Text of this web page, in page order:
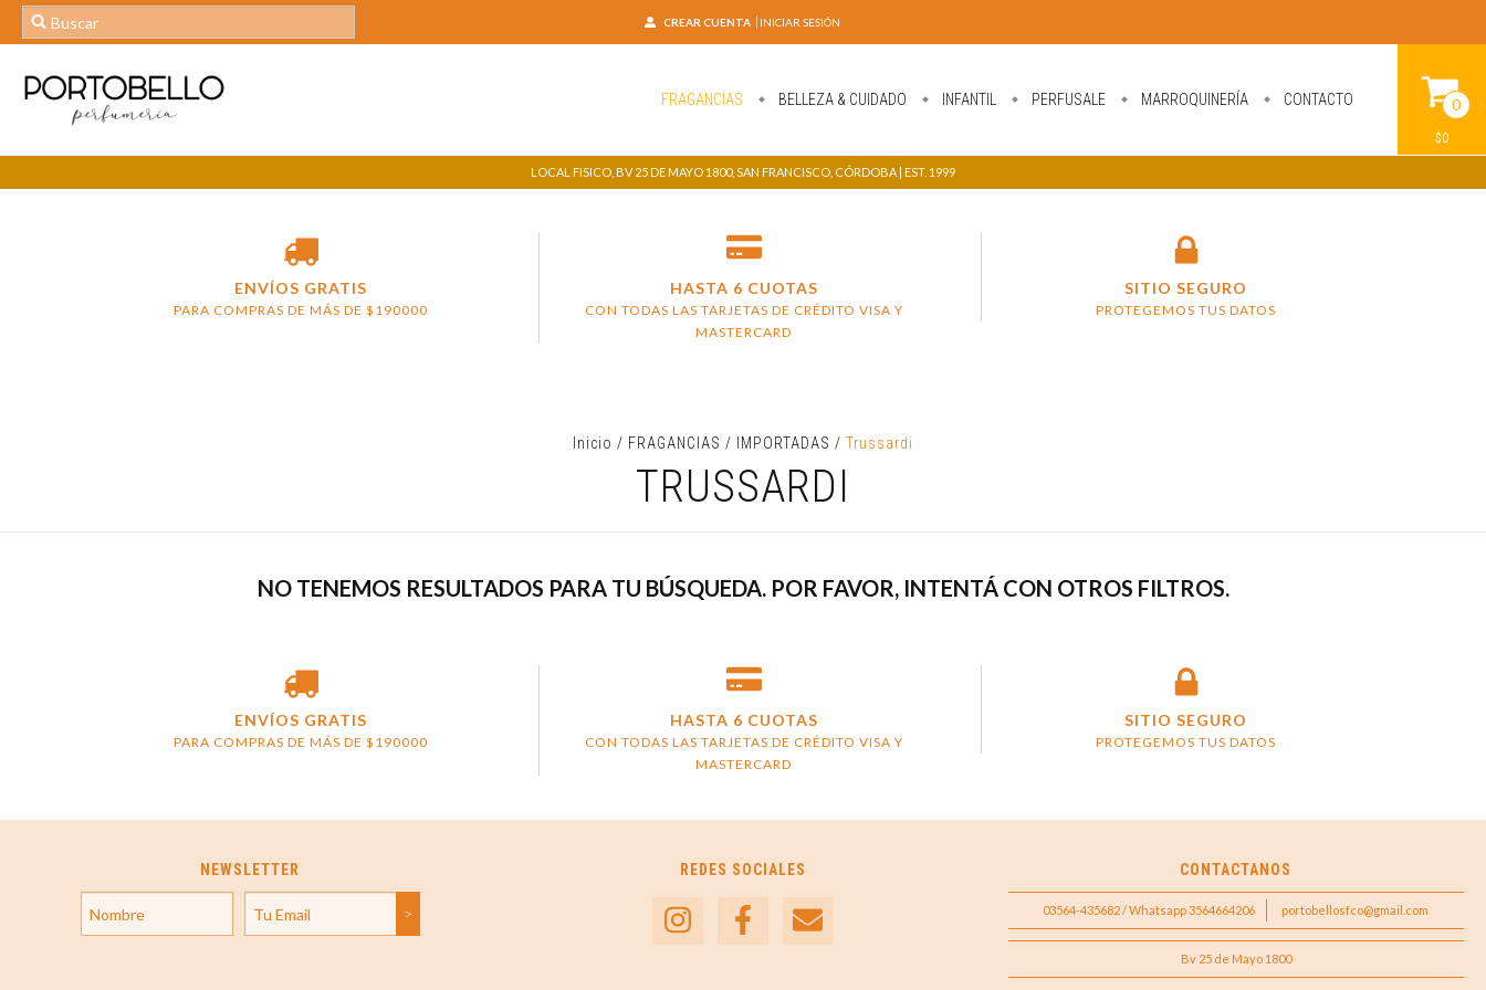
CREAR CUENTA INICIAR SESIÓN
FRAGANCIAS BELLEZA & CUIDADO INFANTIL PERFUSALE MARROQUINERÍA CONTACTO 0
$0
LOCAL FISICO, BV 25 DE MAYO 1800, SAN FRANCISCO, CÓRDOBA | EST. 1999
ENVÍOS GRATIS
PARA COMPRAS DE MÁS DE $190000
HASTA 6 CUOTAS
CON TODAS LAS TARJETAS DE CRÉDITO VISA Y
MASTERCARD
SITIO SEGURO
PROTEGEMOS TUS DATOS
Inicio / FRAGANCIAS / IMPORTADAS / Trussardi
TRUSSARDI
NO TENEMOS RESULTADOS PARA TU BÚSQUEDA. POR FAVOR, INTENTÁ CON OTROS FILTROS.
ENVÍOS GRATIS
PARA COMPRAS DE MÁS DE $190000
HASTA 6 CUOTAS
CON TODAS LAS TARJETAS DE CRÉDITO VISA Y
MASTERCARD
SITIO SEGURO
PROTEGEMOS TUS DATOS
NEWSLETTER REDES SOCIALES CONTACTANOS
03564-435682 / Whatsapp 3564664206 portobellosfco@gmail.com
Bv 25 de Mayo 1800